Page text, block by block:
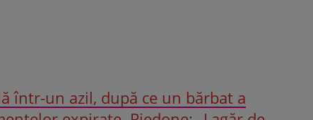
într-un azil, după ce un bărbat a